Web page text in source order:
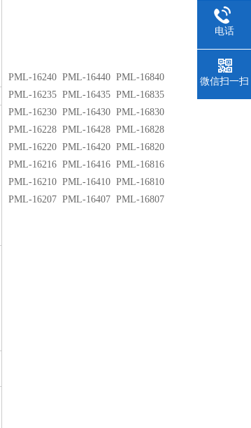
PML-16240 PML-16440 PML-16840
PML-16235 PML-16435 PML-16835
PML-16230 PML-16430 PML-16830
PML-16228 PML-16428 PML-16828
PML-16220 PML-16420 PML-16820
PML-16216 PML-16416 PML-16816
PML-16210 PML-16410 PML-16810
PML-16207 PML-16407 PML-16807
电话
微信扫一扫